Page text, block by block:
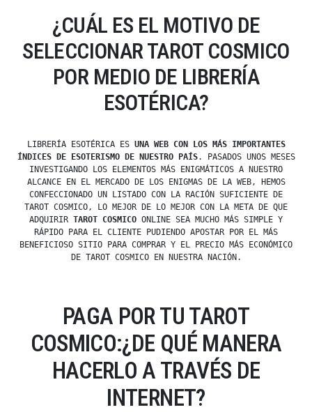
¿CUÁL ES EL MOTIVO DE
SELECCIONAR TAROT COSMICO
POR MEDIO DE LIBRERÍA
ESOTÉRICA?
LIBRERÍA ESOTÉRICA ES UNA WEB CON LOS MÁS IMPORTANTES
ÍNDICES DE ESOTERISMO DE NUESTRO PAÍS. PASADOS UNOS MESES
INVESTIGANDO LOS ELEMENTOS MÁS ENIGMÁTICOS A NUESTRO
ALCANCE EN EL MERCADO DE LOS ENIGMAS DE LA WEB, HEMOS
CONFECCIONADO UN LISTADO CON LA RACIÓN SUFICIENTE DE
TAROT COSMICO, LO MEJOR DE LO MEJOR CON LA META DE QUE
ADQUIRIR TAROT COSMICO ONLINE SEA MUCHO MÁS SIMPLE Y
RÁPIDO PARA EL CLIENTE PUDIENDO APOSTAR POR EL MÁS
BENEFICIOSO SITIO PARA COMPRAR Y EL PRECIO MÁS ECONÓMICO
DE TAROT COSMICO EN NUESTRA NACIÓN.
PAGA POR TU TAROT
COSMICO:¿DE QUÉ MANERA
HACERLO A TRAVÉS DE
INTERNET?